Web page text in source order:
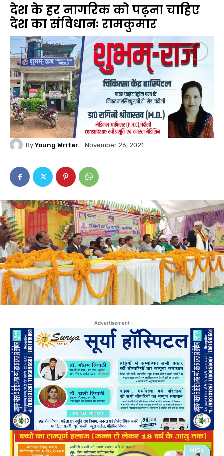
देश के हर नागरिक को पढ़ना चाहिए
देश का संविधानः रामकुमार
By Young Writer November 26, 2021
- Advertisement -